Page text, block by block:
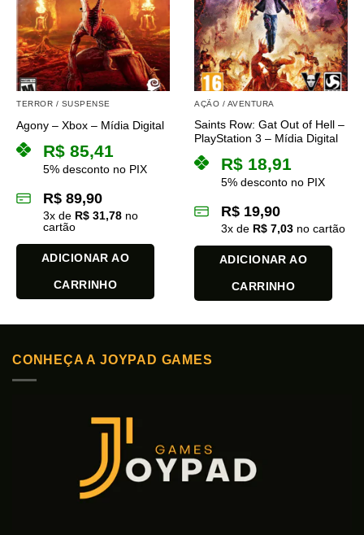
TERROR / SUSPENSE
Agony – Xbox – Mídia Digital
R$ 85,41
5% desconto no PIX
R$ 89,90
3x de R$ 31,78 no
cartão
ADICIONAR AO
CARRINHO
AÇÃO / AVENTURA
Saints Row: Gat Out of Hell –
PlayStation 3 – Mídia Digital
R$ 18,91
5% desconto no PIX
R$ 19,90
3x de R$ 7,03 no cartão
ADICIONAR AO
CARRINHO
CONHEÇA A JOYPAD GAMES